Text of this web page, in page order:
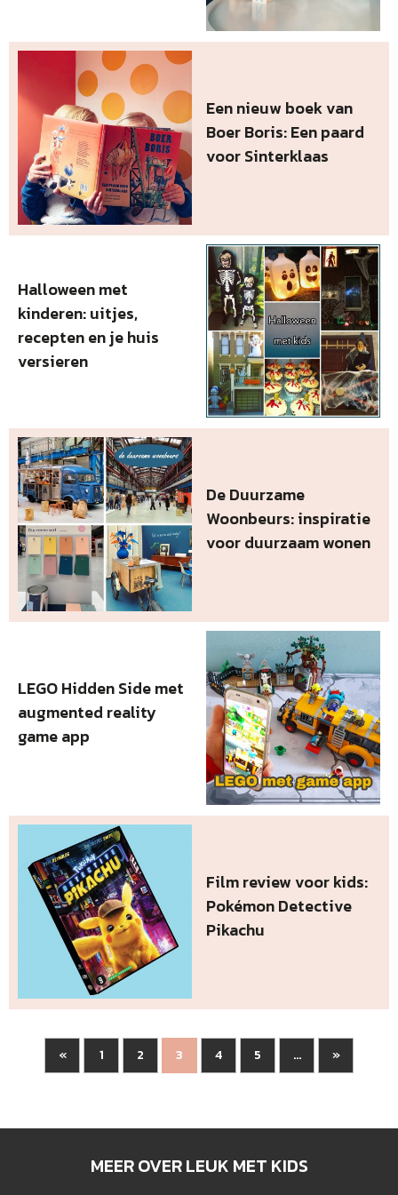
Een nieuw boek van
Boer Boris: Een paard
voor Sinterklaas
Halloween met
kinderen: uitjes,
recepten en je huis
versieren
De Duurzame
Woonbeurs: inspiratie
voor duurzaam wonen
LEGO Hidden Side met
augmented reality
game app
Film review voor kids:
Pokémon Detective
Pikachu
« 1 2 3 4 5 ... »
MEER OVER LEUK MET KIDS